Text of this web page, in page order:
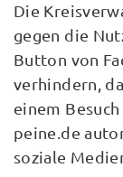
Die
gegen die
Button von
verhindern,
einem
peine.de
soziale